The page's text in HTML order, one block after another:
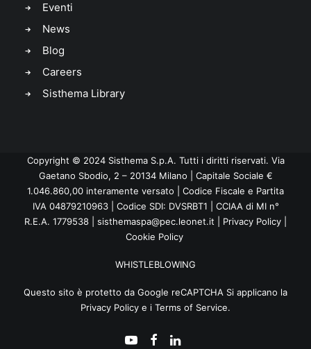
Eventi
News
Blog
Careers
Sisthema Library
Copyright © 2024 Sisthema S.p.A. Tutti i diritti riservati. Via
Gaetano Sbodio, 2 – 20134 Milano | Capitale Sociale €
1.046.860,00 interamente versato | Codice Fiscale e Partita
IVA 04879210963 | Codice SDI: DVSRBT1 | CCIAA di MI n°
R.E.A. 1779538 | sisthemaspa@pec.leonet.it Privacy Policy
Cookie Policy
WHISTLEBLOWING
Questo sito è protetto da Google reCAPTCHA Si applicano la
Privacy Policy e i Terms of Service.